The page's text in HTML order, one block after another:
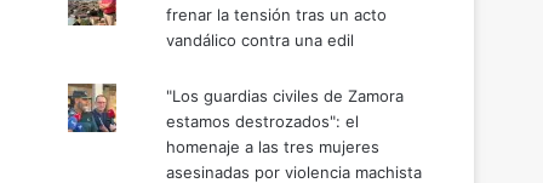
frenar la tensión tras un acto
vandálico contra una edil
"Los guardias civiles de Zamora
estamos destrozados": el
homenaje a las tres mujeres
asesinadas por violencia machista